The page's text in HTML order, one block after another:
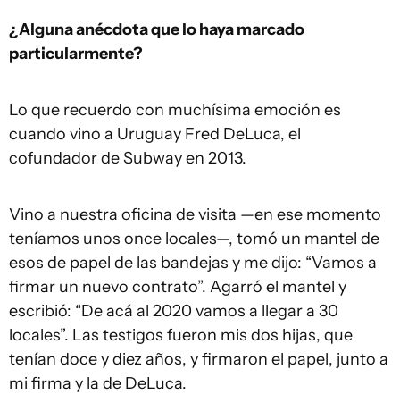
¿Alguna anécdota que lo haya marcado
particularmente?
Lo que recuerdo con muchísima emoción es
cuando vino a Uruguay Fred DeLuca, el
cofundador de Subway en 2013.
Vino a nuestra oficina de visita —en ese momento
teníamos unos once locales—, tomó un mantel de
esos de papel de las bandejas y me dijo: “Vamos a
firmar un nuevo contrato”. Agarró el mantel y
escribió: “De acá al 2020 vamos a llegar a 30
locales”. Las testigos fueron mis dos hijas, que
tenían doce y diez años, y firmaron el papel, junto a
mi firma y la de DeLuca.